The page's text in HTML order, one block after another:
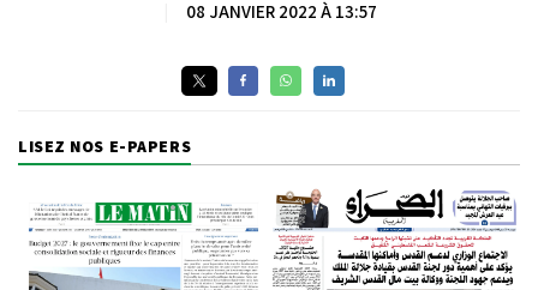
08 JANVIER 2022 À 13:57
LISEZ NOS E-PAPERS